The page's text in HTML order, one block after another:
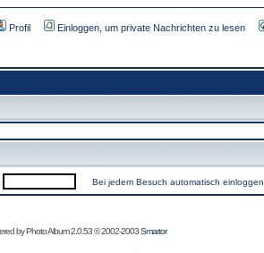
Profil Einloggen, um private Nachrichten zu lesen
Bei jedem Besuch automatisch einloggen
by Photo Album 2.0.53 © 2002-2003Smartor